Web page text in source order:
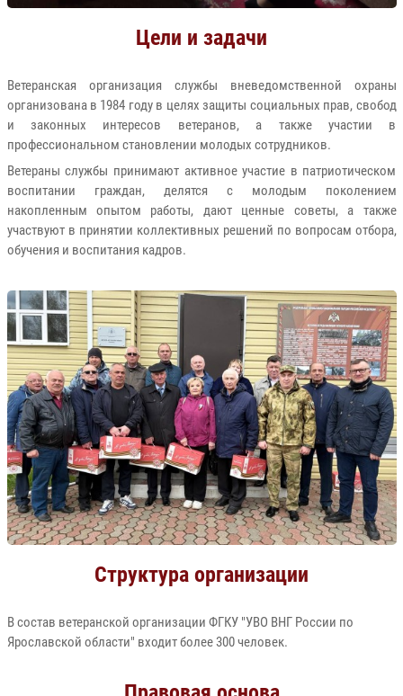
Цели и задачи
Ветеранская организация службы вневедомственной охраны
организована в 1984 году в целях защиты социальных прав, свобод
и законных интересов ветеранов, а также участии в
профессиональном становлении молодых сотрудников.
Ветераны службы принимают активное участие в патриотическом
воспитании граждан, делятся с молодым поколением
накопленным опытом работы, дают ценные советы, а также
участвуют в принятии коллективных решений по вопросам отбора,
обучения и воспитания кадров.
Структура организации
В состав ветеранской организации ФГКУ "УВО ВНГ России по
Ярославской области" входит более 300 человек.